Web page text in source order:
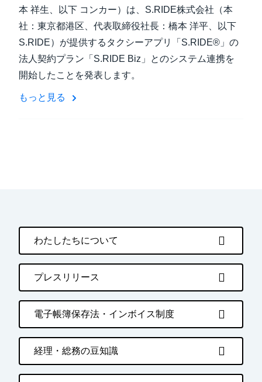
本 祥生、以下 コンカー）は、S.RIDE株式会社（本
社：東京都港区、代表取締役社長：橋本 洋平、以下
S.RIDE）が提供するタクシーアプリ「S.RIDE®」の
法人契約プラン「S.RIDE Biz」とのシステム連携を
開始したことを発表します。
もっと見る
わたしたちについて
プレスリリース
電子帳簿保存法・インボイス制度
経理・総務の豆知識